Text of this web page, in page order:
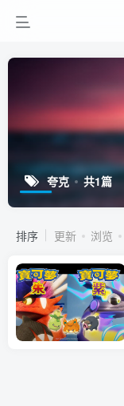
夸克 共1篇
排序 更新 浏览